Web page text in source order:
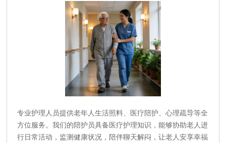
专业护理人员提供老年人生活照料、医疗陪护、心理疏导等全
方位服务。我们的陪护员具备医疗护理知识，能够协助老人进
行日常活动，监测健康状况，陪伴聊天解闷，让老人安享幸福